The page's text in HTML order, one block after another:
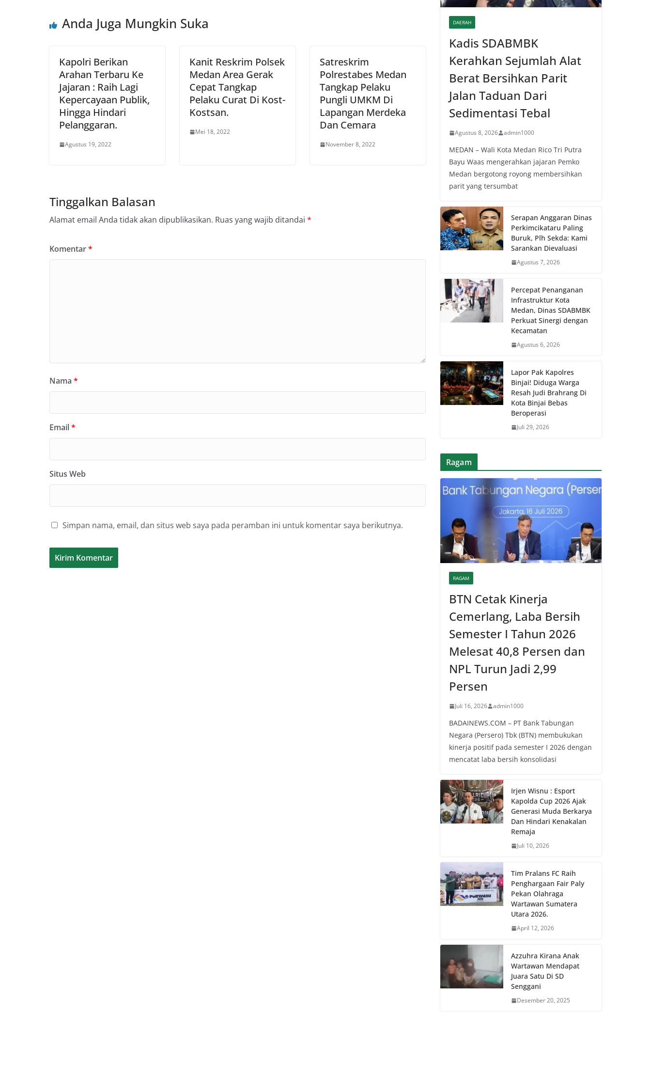
Anda Juga Mungkin Suka
Kapolri Berikan
Arahan Terbaru Ke
Jajaran : Raih Lagi
Kepercayaan Publik,
Hingga Hindari
Pelanggaran.
Agustus 19, 2022
Kanit Reskrim Polsek
Medan Area Gerak
Cepat Tangkap
Pelaku Curat Di Kost-
Kostsan.
Mei 18, 2022
Satreskrim
Polrestabes Medan
Tangkap Pelaku
Pungli UMKM Di
Lapangan Merdeka
Dan Cemara
November 8, 2022
Tinggalkan Balasan
Alamat email Anda tidak akan dipublikasikan. Ruas yang wajib ditandai *
Komentar*
Nama *
Email*
Situs Web
Simpan nama, email, dan situs web saya pada peramban ini untuk komentar saya berikutnya.
DAERAH
Kadis SDABMBK
Kerahkan Sejumlah Alat
Berat Bersihkan Parit
Jalan Taduan Dari
Sedimentasi Tebal
Agustus 8, 2026 admin1000
MEDAN – Wali Kota Medan Rico Tri Putra
Bayu Waas mengerahkan jajaran Pemko
Medan bergotong royong membersihkan
parit yang tersumbat
Serapan Anggaran Dinas
Perkimcikataru Paling
Buruk, Plh Sekda: Kami
Sarankan Dievaluasi
Agustus 7, 2026
Percepat Penanganan
Infrastruktur Kota
Medan, Dinas SDABMBK
Perkuat Sinergi dengan
Kecamatan
Agustus 6, 2026
Lapor Pak Kapolres
Binjai! Diduga Warga
Resah Judi Brahrang Di
Kota Binjai Bebas
Beroperasi
Juli 29, 2026
Ragam
RAGAM
BTN Cetak Kinerja
Cemerlang, Laba Bersih
Semester I Tahun 2026
Melesat 40,8 Persen dan
NPL Turun Jadi 2,99
Persen
Juli 16, 2026 admin1000
BADAINEWS.COM – PT Bank Tabungan
Negara (Persero) Tbk (BTN) membukukan
kinerja positif pada semester I 2026 dengan
mencatat laba bersih konsolidasi
Irjen Wisnu : Esport
Kapolda Cup 2026 Ajak
Generasi Muda Berkarya
Dan Hindari Kenakalan
Remaja
Juli 10, 2026
Tim Pralans FC Raih
Penghargaan Fair Paly
Pekan Olahraga
Wartawan Sumatera
Utara 2026.
April 12, 2026
Azzuhra Kirana Anak
Wartawan Mendapat
Juara Satu Di SD
Senggani
Desember 20, 2025